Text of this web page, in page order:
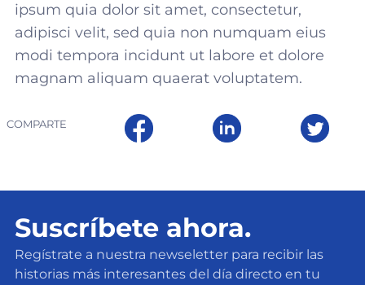
ipsum quia dolor sit amet, consectetur,
adipisci velit, sed quia non numquam eius
modi tempora incidunt ut labore et dolore
magnam aliquam quaerat voluptatem.
COMPARTE
Suscríbete ahora.
Regístrate a nuestra newseletter para recibir las
historias más interesantes del día directo en tu